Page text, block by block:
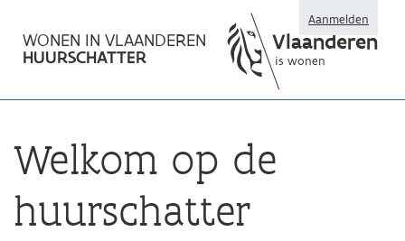
Aanmelden
WONEN IN VLAANDEREN
HUURSCHATTER
Vlaanderen
is wonen
Welkom op de
huurschatter